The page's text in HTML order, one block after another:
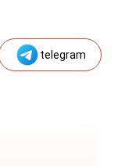
telegram